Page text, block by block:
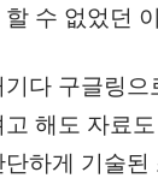
수 없었던
기다 구글링으
고 해도 자료
단하게 기술된